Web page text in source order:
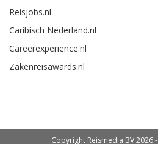
Reisjobs.nl
Caribisch Nederland.nl
Careerexperience.nl
Zakenreisawards.nl
Copyright Reismedia BV 2026 -